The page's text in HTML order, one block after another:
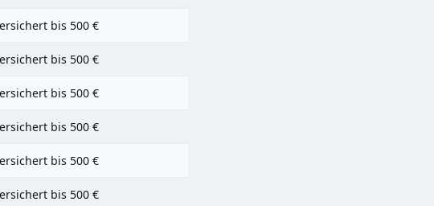
bis 500 €
bis 500 €
bis 500 €
bis 500 €
bis 500 €
bis 500 €